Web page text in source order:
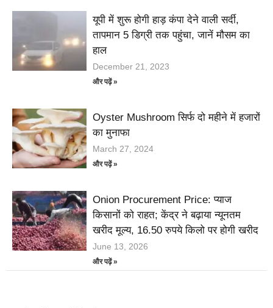
यूपी में शुरू होगी हाड़ कंपा देने वाली सर्दी,
तापमान 5 डिग्री तक पहुंचा, जानें मौसम का
हाल
December 21, 2023
और पढ़ें »
Oyster Mushroom सिर्फ दो महीने में हजारों
का मुनाफा
March 27, 2024
और पढ़ें »
Onion Procurement Price: प्याज
किसानों को राहत; केंद्र ने बढ़ाया न्यूनतम
खरीद मूल्य, 16.50 रुपये किलो पर होगी खरीद
June 13, 2026
और पढ़ें »